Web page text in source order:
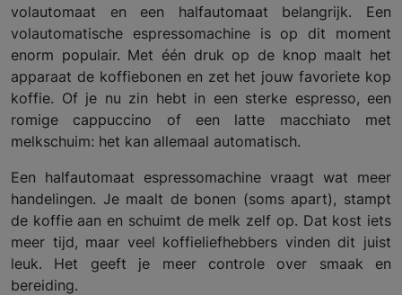
volautomaat en een halfautomaat belangrijk. Een
volautomatische espressomachine is op dit moment
enorm populair. Met één druk op de knop maalt het
apparaat de koffiebonen en zet het jouw favoriete kop
koffie. Of je nu zin hebt in een sterke espresso, een
romige cappuccino of een latte macchiato met
melkschuim: het kan allemaal automatisch.
Een halfautomaat espressomachine vraagt wat meer
handelingen. Je maalt de bonen (soms apart), stampt
de koffie aan en schuimt de melk zelf op. Dat kost iets
meer tijd, maar veel koffieliefhebbers vinden dit juist
leuk. Het geeft je meer controle over smaak en
bereiding.